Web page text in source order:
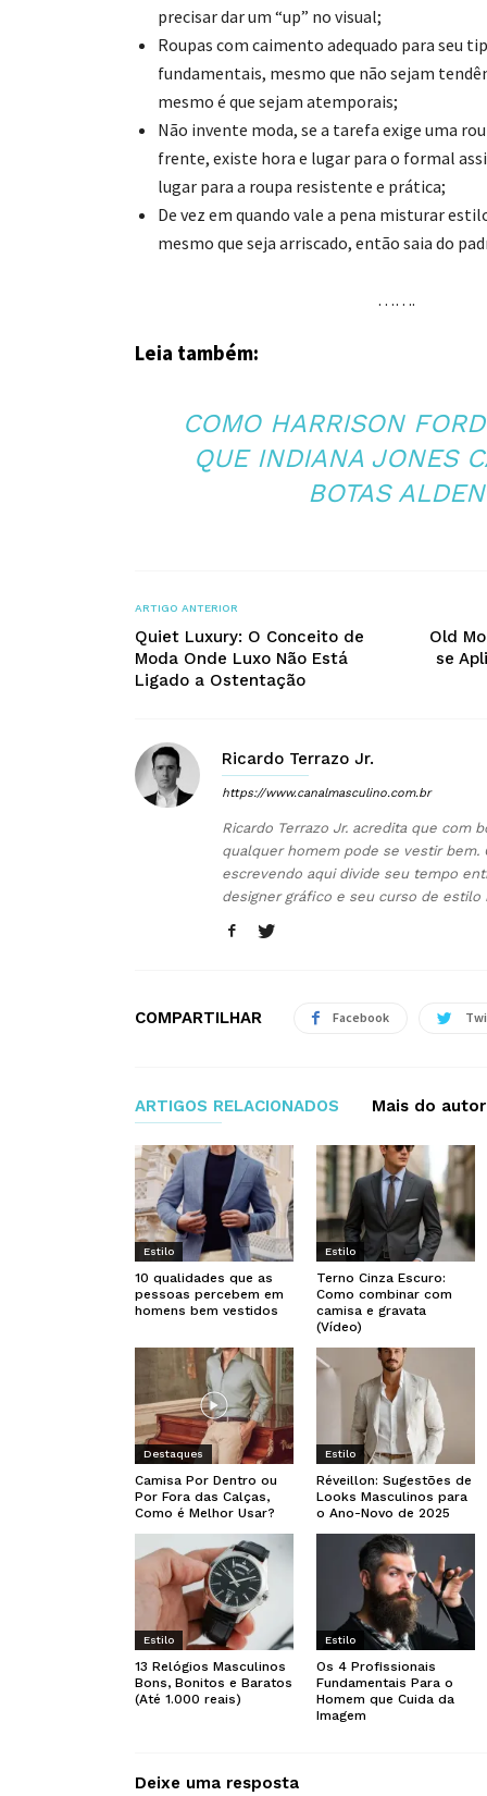
precisar dar um “up” no visual;
Roupas com caimento adequado para seu
fundamentais, mesmo que não sejam
mesmo é que sejam atemporais;
Não invente moda, se a tarefa exige uma
frente, existe hora e lugar para o formal
lugar para a roupa resistente e prática;
De vez em quando vale a pena misturar
mesmo que seja arriscado, então saia do
…….
Leia também:
COMO HARRISON
QUE INDIANA JONES
BOTAS ALDEN
ARTIGO ANTERIOR
Quiet Luxury: O Conceito de
Moda Onde Luxo Não Está
Ligado a Ostentação
Old
se
Ricardo Terrazo Jr.
https://www.canalmasculino.com.br
Ricardo Terrazo Jr. acredita que com
qualquer homem pode se vestir bem.
escrevendo aqui divide seu tempo
designer gráfico e seu curso de estilo
COMPARTILHAR Facebook
ARTIGOS RELACIONADOS Mais do autor
Estilo
10 qualidades que as
pessoas percebem em
homens bem vestidos
Estilo
Terno Cinza Escuro:
Como combinar com
camisa e gravata
(Vídeo)
Destaques
Camisa Por Dentro ou
Por Fora das Calças,
Como é Melhor Usar?
Estilo
Réveillon: Sugestões de
Looks Masculinos para
o Ano-Novo de 2025
Estilo
13 Relógios Masculinos
Bons, Bonitos e Baratos
(Até 1.000 reais)
Estilo
Os 4 Profissionais
Fundamentais Para o
Homem que Cuida da
Imagem
Deixe uma resposta